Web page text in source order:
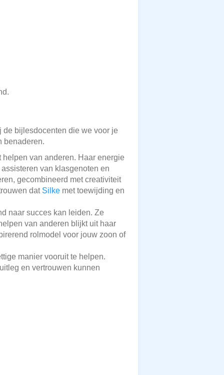
bijlesdocenten die we voor je
benaderen.
van anderen. Haar energie
van klasgenoten en
gecombineerd met creativiteit
dat Silke met toewijding en
naar succes kan leiden. Ze
van anderen blijkt uit haar
rolmodel voor jouw zoon of
manier vooruit te helpen.
en vertrouwen kunnen